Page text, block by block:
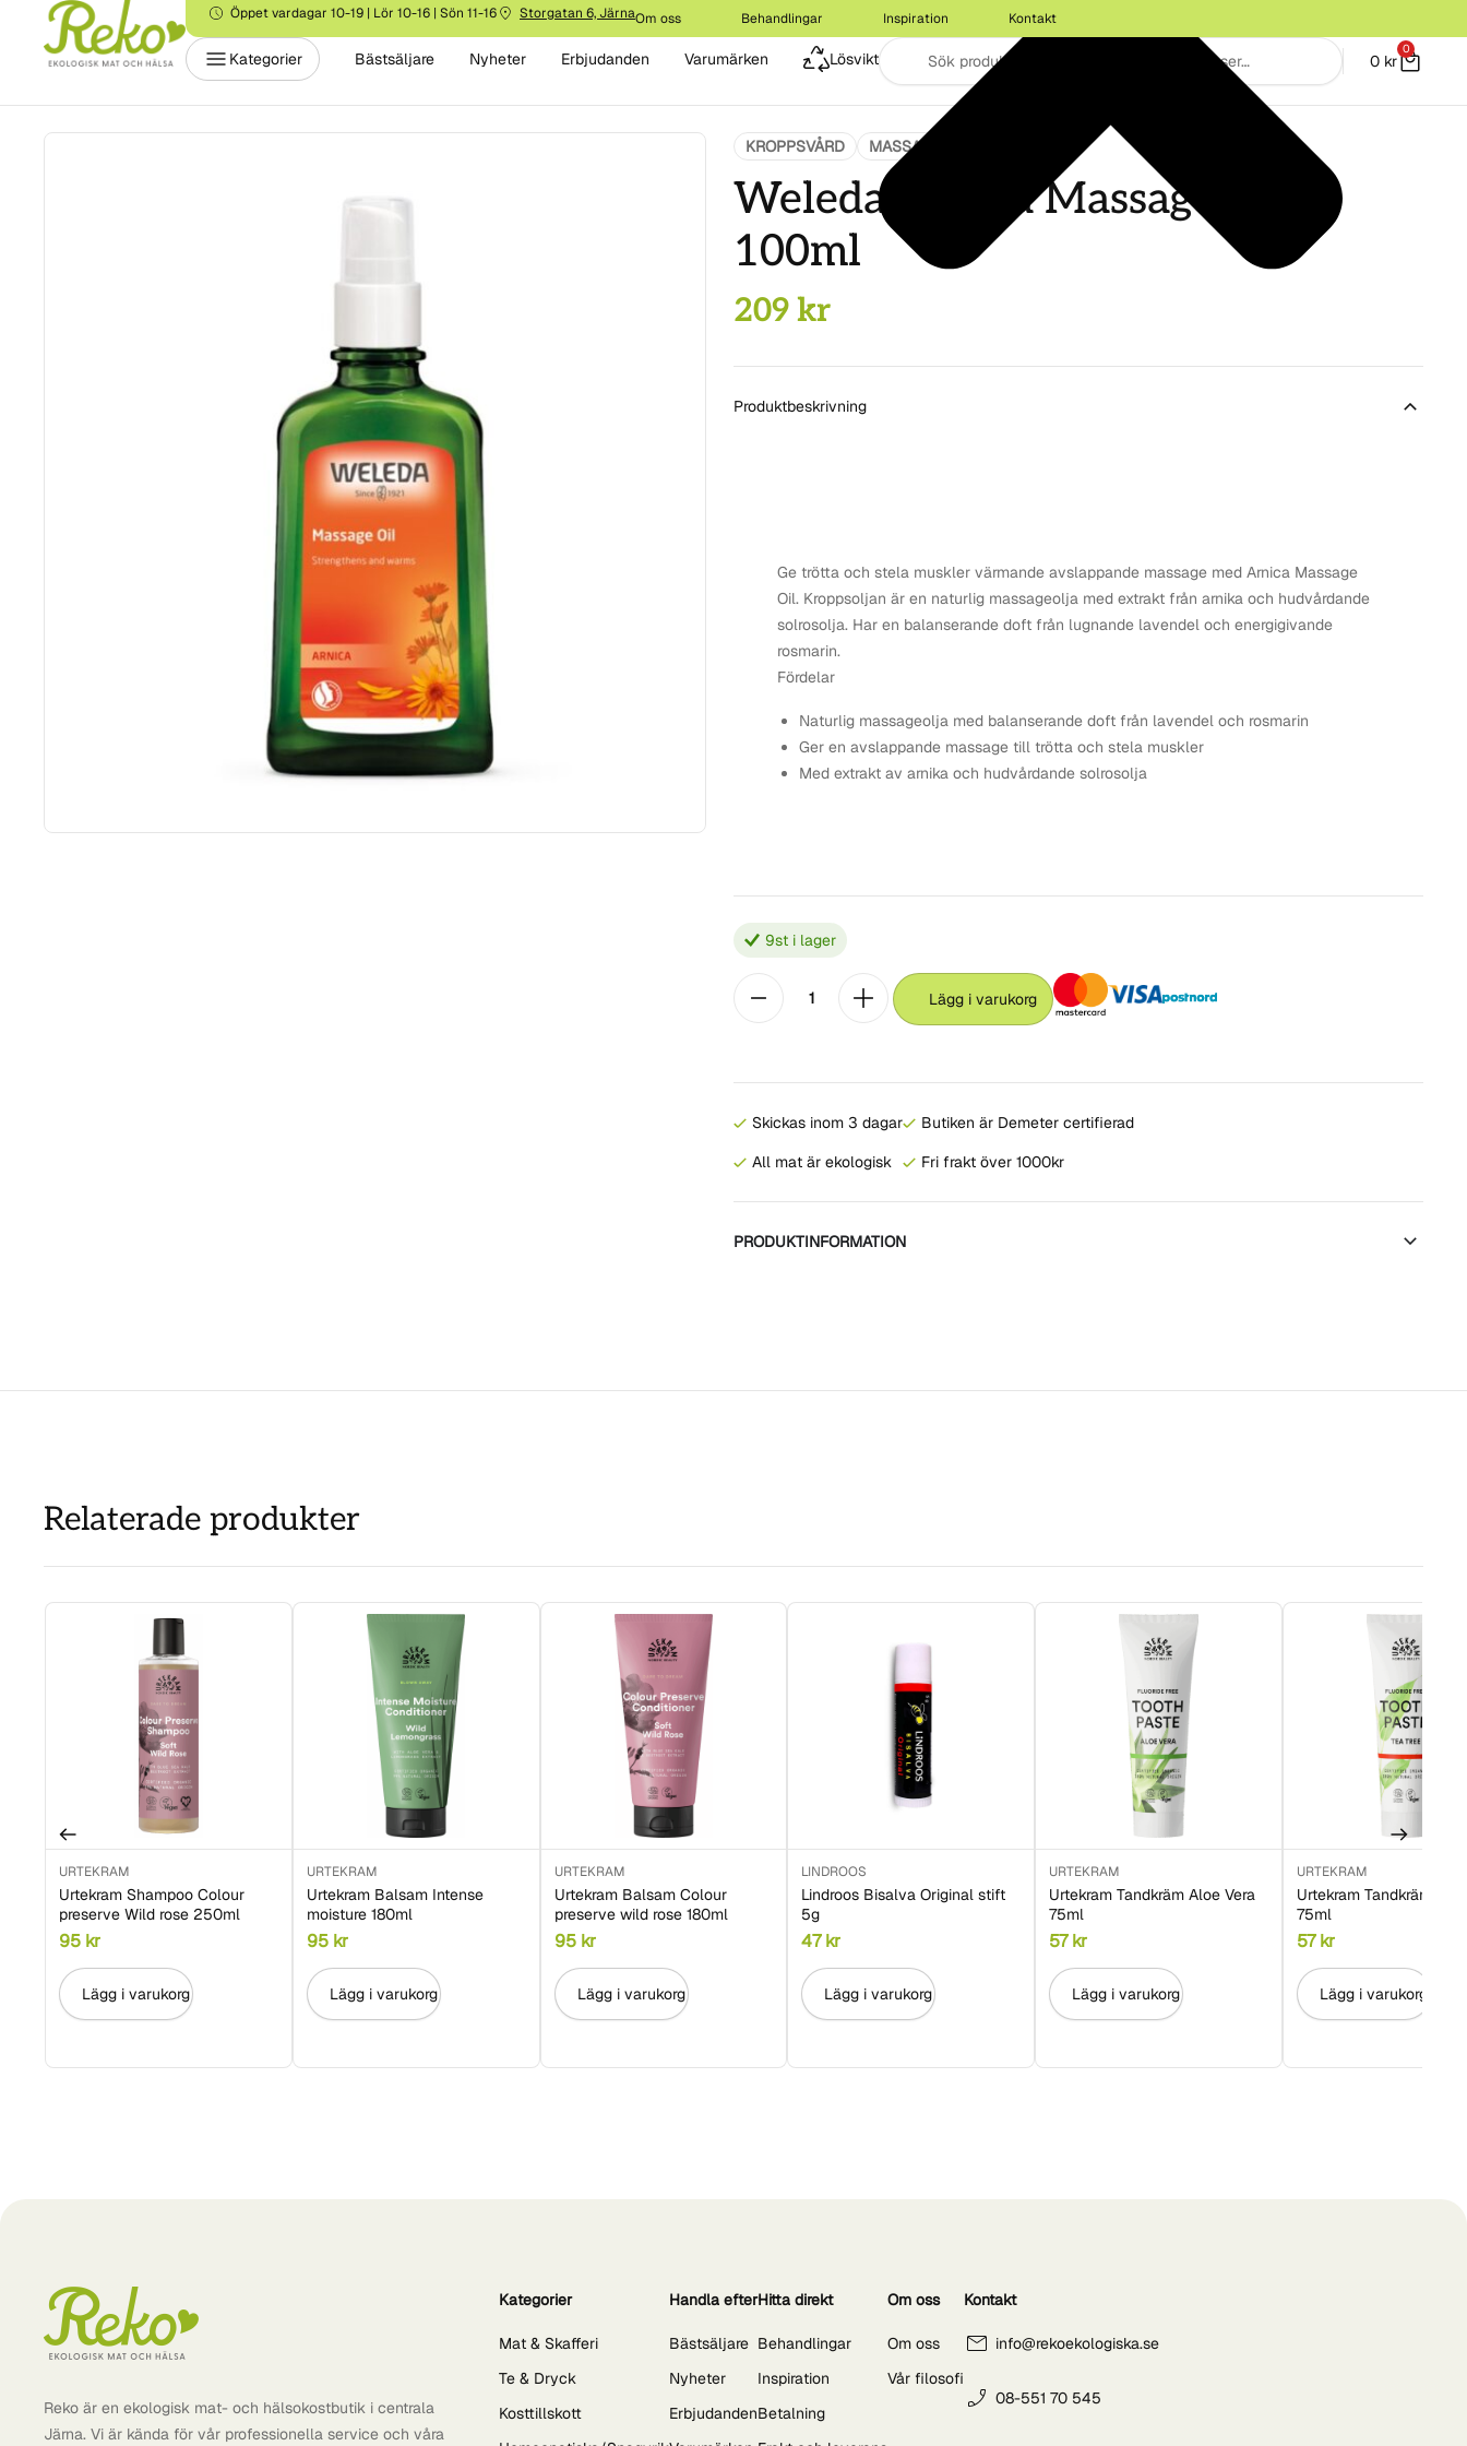
Öppet vardagar 10-19 | Lör 10-16 | Sön 11-16 Storgatan 6, JärnaOm oss Behandlingar Inspiration Kontakt
Kategorier Bästsäljare Nyheter Erbjudanden Varumärken Lösvikt 0 kr
0
KROPPSVÅRD MASSAGEOLJOR
Weleda Arnica Massage Oil
100ml
209kr
Produktbeskrivning
Ge trötta och stela muskler värmande avslappande massage med Arnica Massage
Oil. Kroppsoljan är en naturlig massageolja med extrakt från arnika och hudvårdande
solrosolja. Har en balanserande doft från lugnande lavendel och energigivande
rosmarin.
Fördelar
Naturlig massageolja med balanserande doft från lavendel och rosmarin
Ger en avslappande massage till trötta och stela muskler
Med extrakt av arnika och hudvårdande solrosolja
9st i lager
Lägg i varukorg
Skickas inom 3 dagar
All mat är ekologisk
Butiken är Demeter certifierad
Fri frakt över 1000kr
PRODUKTINFORMATION
Relaterade produkter
URTEKRAM
Urtekram Shampoo Colour
preserve Wild rose 250ml
95 kr
Lägg i varukorg
URTEKRAM
Urtekram Balsam Intense
moisture 180ml
95 kr
Lägg i varukorg
URTEKRAM
Urtekram Balsam Colour
preserve wild rose 180ml
95 kr
Lägg i varukorg
LINDROOS
Lindroos Bisalva Original stift
5g
47kr
Lägg i varukorg
URTEKRAM
Urtekram Tandkräm Aloe Vera
75ml
57kr
Lägg i varukorg
URTEKRAM
Urtekram Tandkräm Tea
75ml
57kr
Lägg i varukorg
Reko är en ekologisk mat- och hälsokostbutik i centrala
Järna. Vi är kända för vår professionella service och våra
Kategorier
Mat & Skafferi
Te & Dryck
Kosttillskott
Handla efter
Bästsäljare
Nyheter
Erbjudanden
Hitta direkt
Behandlingar
Inspiration
Betalning
Om oss
Om oss
Vår filosofi
Kontakt
info@rekoekologiska.se
08-551 70 545